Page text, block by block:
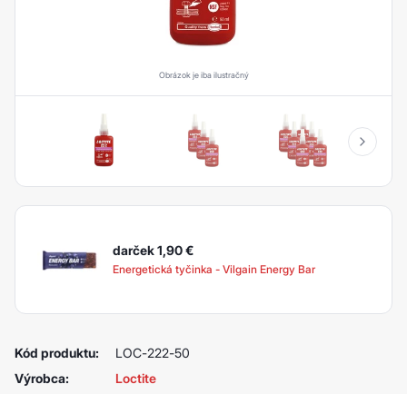
Obrázok je iba ilustračný
darček 1,90€
Energetická tyčinka - Vilgain Energy Bar
Kód produktu:
LOC-222-50
Výrobca:
Loctite